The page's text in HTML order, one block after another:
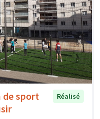
de sport
Réalisé